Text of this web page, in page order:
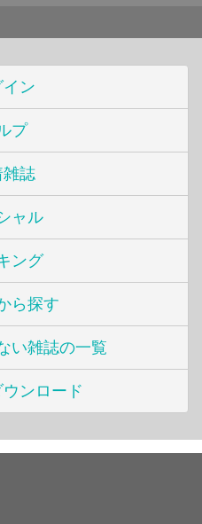
イン
プ
雑誌
ャル
ング
ら探す
い雑誌の一覧
ンロード